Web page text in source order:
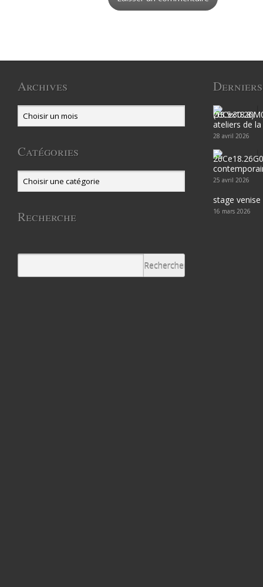
Archives
Catégories
Recherche
ateliers de
28 avril 2026
25 avril 2026
stage venise
16 mars 2026